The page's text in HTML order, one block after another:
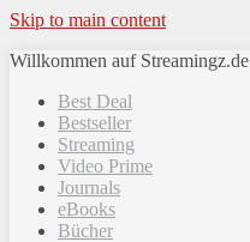
Skip to main content
Willkommen auf Streamingz.de
Best Deal
Bestseller
Streaming
Video Prime
Journals
eBooks
Bücher